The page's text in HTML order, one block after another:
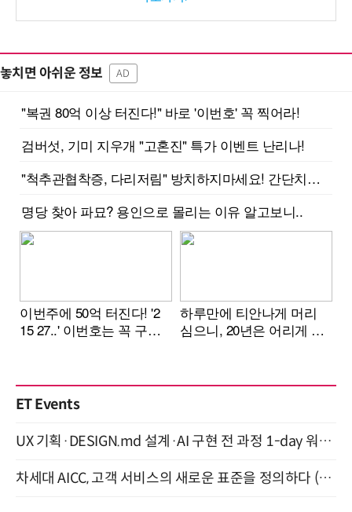
놓치면 아쉬운 정보 AD
ET Events
UX 기획·DESIGN.md 설계·AI 구현 전 과정 1-day 워크숍 with Claude Code·Codex 9월 15일 개최
차세대 AICC, 고객 서비스의 새로운 표준을 정의하다 (9/9)